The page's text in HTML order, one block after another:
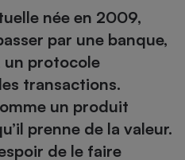
née en 2009,
par une banque,
un protocole
transactions.
un produit
prenne de la valeur.
de le faire
Supermarché - Drive
Mutuelle
Comparateur auto
Comparatif climatiseur
Comparatif aspirateur
Comparatif aspirateur
Comparatif cafetière
Comparatif robot cuiseur
Comparatif centrale
Électricité - Gaz
Comparatif ordinateur
Comparatif ultrabook
Comparatif tablette
Image et son
Informatique
Aménagement
Bricolage - Jardinage
Chauffage
Produit d'entretien
Sécurité domestique
Hygiène - Beauté
Maladie - Médecine -
Système de santé -
Retraite
- Testez le débit de votre
Internet